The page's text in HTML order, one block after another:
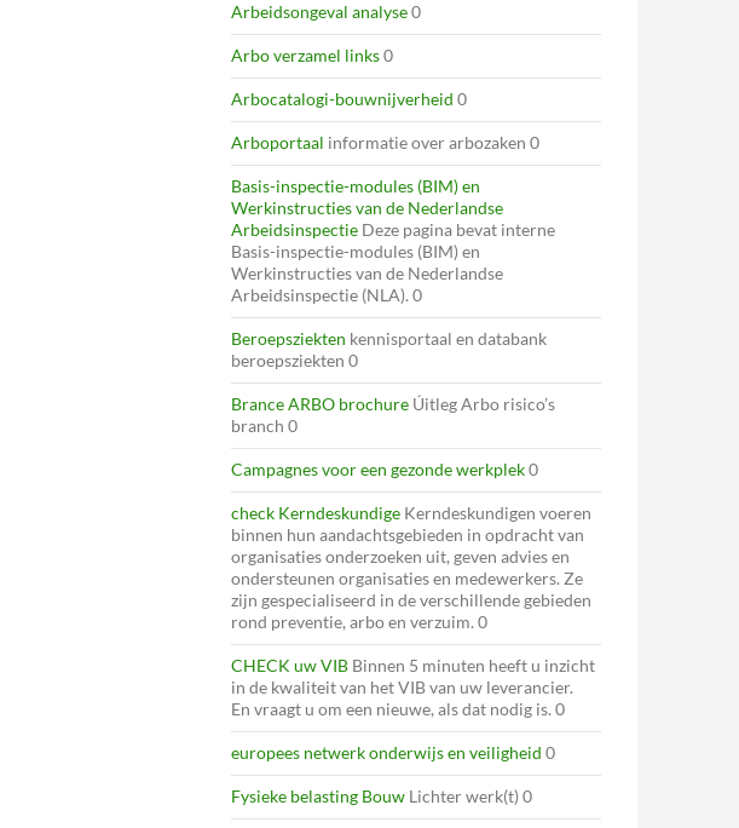
Arbeidsongeval analyse0
Arbo verzamel links0
Arbocatalogi-bouwnijverheid 0
Arboportaal informatie over arbozaken 0
Basis-inspectie-modules (BIM) en
Werkinstructies van de Nederlandse
Arbeidsinspectie Deze pagina bevat interne
Basis-inspectie-modules (BIM) en
Werkinstructies van de Nederlandse
Arbeidsinspectie (NLA). 0
Beroepsziekten kennisportaal en databank
beroepsziekten 0
Brance ARBO brochure Úitleg Arbo risico’s
branch 0
Campagnes voor een gezonde werkplek0
check Kerndeskundige Kerndeskundigen voeren
binnen hun aandachtsgebieden in opdracht van
organisaties onderzoeken uit, geven advies en
ondersteunen organisaties en medewerkers. Ze
zijn gespecialiseerd in de verschillende gebieden
rond preventie, arbo en verzuim. 0
CHECK uw VIB Binnen 5 minuten heeft u inzicht
in de kwaliteit van het VIB van uw leverancier.
En vraagt u om een nieuwe, als dat nodig is. 0
europees netwerk onderwijs en veiligheid 0
Fysieke belasting Bouw Lichter werk(t) 0